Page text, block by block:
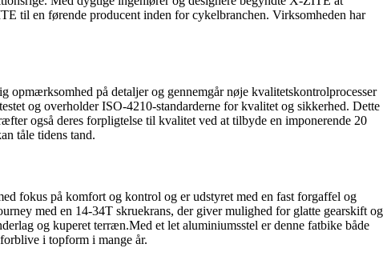
til en førende producent inden for cykelbranchen. Virksomheden har
på detaljer og gennemgår nøje kvalitetskontrolprocesser
og overholder ISO-4210-standarderne for kvalitet og sikkerhed. Dette
også deres forpligtelse til kvalitet ved at tilbyde en imponerende 20
tåle tidens tand.
fokus på komfort og kontrol og er udstyret med en fast forgaffel og
med en 14-34T skruekrans, der giver mulighed for glatte gearskift og
og kuperet terræn.Med et let aluminiumsstel er denne fatbike både
i topform i mange år.